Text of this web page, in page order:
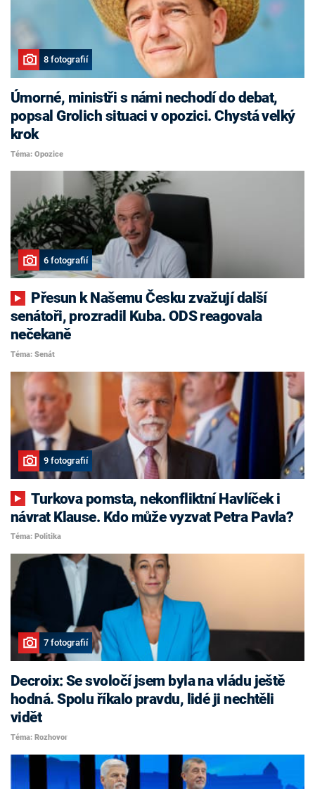
8 fotografií
Úmorné, ministři s námi nechodí do debat,
popsal Grolich situaci v opozici. Chystá velký
krok
Téma: Opozice
6 fotografií
senátoři, prozradil Kuba. ODS reagovala
nečekaně
Téma: Senát
9 fotografií
Turkova pomsta, nekonfliktní Havlíček i
návrat Klause. Kdo může vyzvat Petra Pavla?
Téma: Politika
7 fotografií
Decroix: Se svoločí jsem byla na vládu ještě
hodná. Spolu říkalo pravdu, lidé ji nechtěli
vidět
Téma: Rozhovor